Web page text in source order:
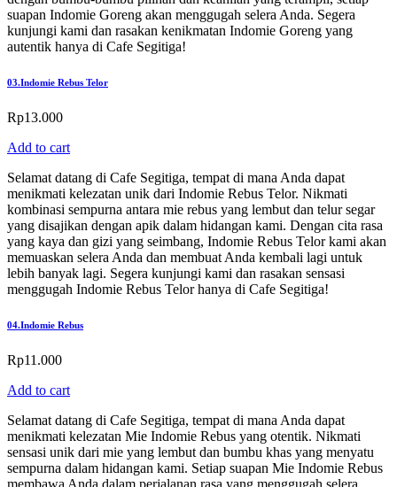
suapan Indomie Goreng akan menggugah selera Anda. Segera
kunjungi kami dan rasakan kenikmatan Indomie Goreng yang
autentik hanya di Cafe Segitiga!
03.Indomie Rebus Telor
Rp13.000
Add to cart
Selamat datang di Cafe Segitiga, tempat di mana Anda dapat
menikmati kelezatan unik dari Indomie Rebus Telor. Nikmati
kombinasi sempurna antara mie rebus yang lembut dan telur segar
yang disajikan dengan apik dalam hidangan kami. Dengan cita rasa
yang kaya dan gizi yang seimbang, Indomie Rebus Telor kami akan
memuaskan selera Anda dan membuat Anda kembali lagi untuk
lebih banyak lagi. Segera kunjungi kami dan rasakan sensasi
menggugah Indomie Rebus Telor hanya di Cafe Segitiga!
04.Indomie Rebus
Rp11.000
Add to cart
Selamat datang di Cafe Segitiga, tempat di mana Anda dapat
menikmati kelezatan Mie Indomie Rebus yang otentik. Nikmati
sensasi unik dari mie yang lembut dan bumbu khas yang menyatu
sempurna dalam hidangan kami. Setiap suapan Mie Indomie Rebus